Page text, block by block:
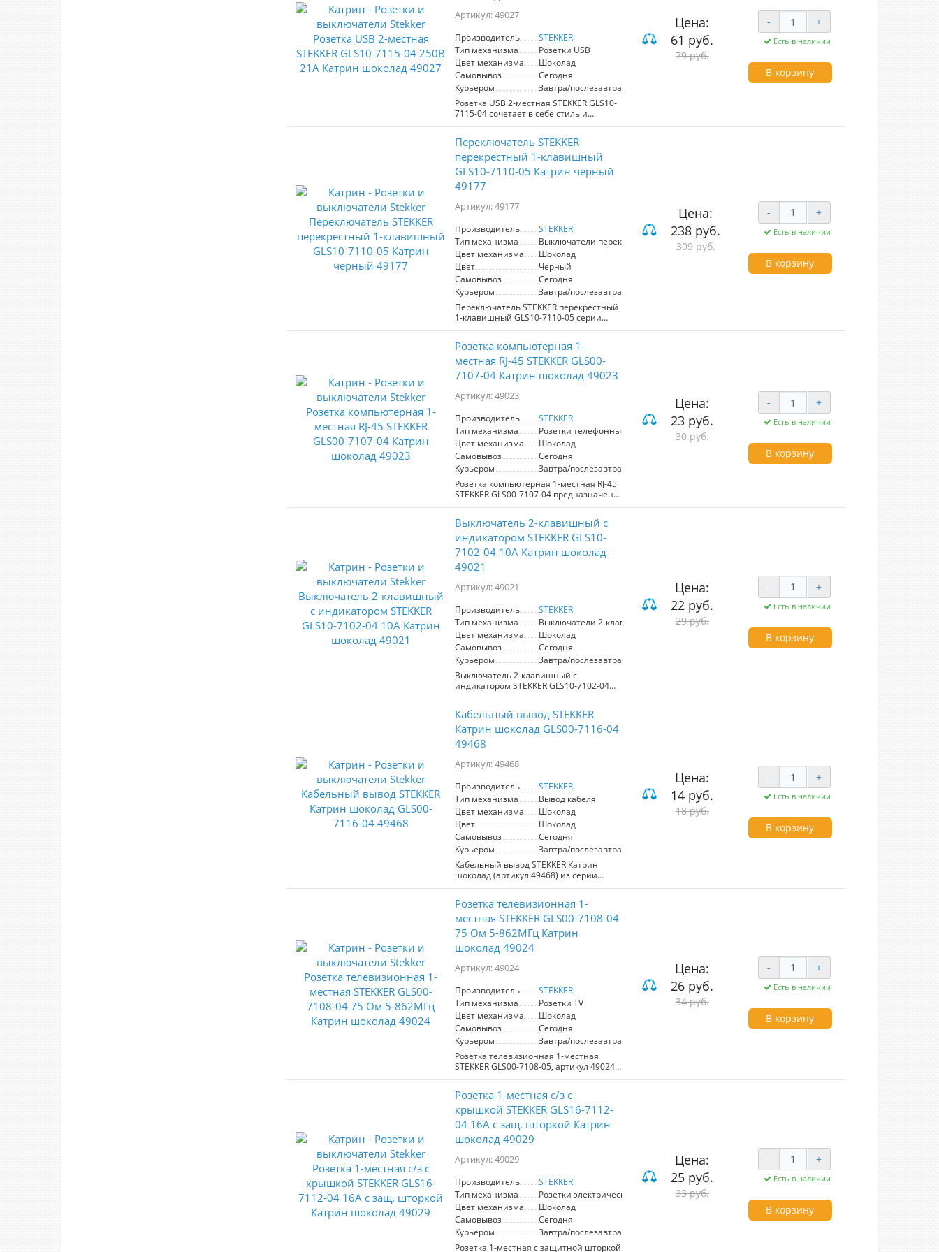
уют и стиль. Изготовленный из
качественных материалов, таких как
переключатель обеспечивает
надежность и долговечность в
использовании. Номинальное
напряжение в 250V и ток в 10А
позволяют комфортно использовать
его в любых условиях. Защита IP20
гарантирует безопасность в
помещениях с низким уровнем
влажности. STEKKER - это бренд,
которому можно доверять, и его
продукция станет отличным
дополнением вашего дома или офиса.
Артикул: 49027
Производитель
STEKKER
Тип механизма
Розетки USB
Цвет механизма
Шоколад
Самовывоз
Сегодня
Курьером
Завтра/послезавтра
Розетка USB 2-местная STEKKER GLS10-
7115-04 сочетает в себе стиль и
функциональность. Модель из серии
шоколадном цвете, что гармонично
впишется в любой интерьер.
Поддерживает напряжение 250B и ток
21А, обеспечивая надежное
подключение устройств. Удобные USB-
дополнительных адаптеров, что делает
современным. Выбор для тех, кто ценит
качество и дизайн.
Цена:
61 руб.
79 руб.
- +
Есть в наличии
В корзину
Переключатель STEKKER
перекрестный 1-клавишный
GLS10-7110-05 Катрин черный
49177
Артикул: 49177
Производитель
STEKKER
Тип механизма
Выключатели перекрестные
Цвет механизма
Шоколад
Цвет
Черный
Самовывоз
Сегодня
Курьером
Завтра/послезавтра
Переключатель STEKKER перекрестный
1-клавишный GLS10-7110-05 серии
Катрин – это идеальное решение для
Изготовленный из прочного
поликарбоната и латунных деталей, он
сочетает в себе стильный черный цвет
с практичным дизайном. Размеры
устройства 55x55x35 мм позволяют ему
удобно вписаться в любую скрытую
250 В и номинальный ток 10 А
гарантируют надежную работу при
различных условиях. Уровень защиты
IP20 делает его подходящим для
использования в помещениях.
Перекрестный механизм обеспечивает
удобное управление от нескольких
точек, что увеличивает
функциональность и комфорт.
Производитель STEKKER известен
высоким качеством своей продукции,
что делает данный переключатель
идеальным выбором для вашего дома
или офиса.
Цена:
238 руб.
309 руб.
- +
Есть в наличии
В корзину
Розетка компьютерная 1-
местная RJ-45 STEKKER GLS00-
7107-04 Катрин шоколад 49023
Артикул: 49023
Производитель
STEKKER
Тип механизма
Розетки телефонные и компьютерные
Цвет механизма
Шоколад
Самовывоз
Сегодня
Курьером
Завтра/послезавтра
Розетка компьютерная 1-местная RJ-45
STEKKER GLS00-7107-04 предназначена
для подключения сетевых устройств.
стильных интерьеров.
Высококачественные материалы
обеспечивают надежную работу и
долговечность. Идеальное решение
для офисов и домашних сетей.
Цена:
23 руб.
30 руб.
- +
Есть в наличии
В корзину
Выключатель 2-клавишный c
индикатором STEKKER GLS10-
7102-04 10А Катрин шоколад
49021
Артикул: 49021
Производитель
STEKKER
Тип механизма
Выключатели 2-клавишные
Цвет механизма
Шоколад
Самовывоз
Сегодня
Курьером
Завтра/послезавтра
Выключатель 2-клавишный с
индикатором STEKKER GLS10-7102-04
сочетает стиль и функциональность в
Катрин, он выполнен в элегантном
шоколадном цвете и подходит для
скрытой установки. Размер 55*55*35
мм позволяет легко интегрировать его
в любой интерьер. Изготовленный из
прочного поликарбоната с элементами
обеспечивает надежность и
долговечность в эксплуатации.
Номинальное напряжение составляет
250 В, а ток — 10 А, что делает
устройство безопасным для широкого
спектра электрических приложений.
Подсветка желтого цвета добавляет
удобства в использовании в темное
время суток, а степень защиты IP20
мм. Выбор STEKKER GLS10-7102-04 —
это идеальное решение для тех, кто
ценит качество и утонченность в
деталях.
Цена:
22 руб.
29 руб.
- +
Есть в наличии
В корзину
Кабельный вывод STEKKER
Катрин шоколад GLS00-7116-04
49468
Артикул: 49468
Производитель
STEKKER
Тип механизма
Вывод кабеля
Цвет механизма
Шоколад
Цвет
Шоколад
Самовывоз
Сегодня
Курьером
Завтра/послезавтра
Кабельный вывод STEKKER Катрин
шоколад (артикул 49468) из серии
Эмили сочетает элегантный дизайн и
розетки на 1 гнездо выполнен в
стильном шоколадном цвете, что
делает его идеальным для
современных интерьеров. Корпус из
надежного поликарбоната не
температуры свыше 850°C,
использовании. Токоведущая часть из
оловяннофосфорной бронзы и
прочный гальванизированный суппорт
гарантируют долговечность и
надежную работу изделия. Внутренний
блок из полиамида 6.6, а также рабочий
температурный диапазон от 0 до +35°C
позволяют использовать вывод в
различных условиях. Компактные
IP20 делают его удобным для монтажа
и эксплуатации. Общая надежность и
эстетичность делают данный
кабельный вывод незаменимым
элементом в вашем интерьере.
Цена:
14 руб.
18 руб.
- +
Есть в наличии
В корзину
Розетка телевизионная 1-
местная STEKKER GLS00-7108-04
75 Ом 5-862МГц Катрин
шоколад 49024
Артикул: 49024
Производитель
STEKKER
Тип механизма
Розетки TV
Цвет механизма
Шоколад
Самовывоз
Сегодня
Курьером
Завтра/послезавтра
Розетка телевизионная 1-местная
STEKKER GLS00-7108-05, артикул 49024,
предназначена для подключения
техники. Обеспечивает
высококачественный сигнал с
импедансом 75 Ом и частотным
диапазоном 5-862 МГц. Элегантный
шоколадный цвет из серии Катрин
интерьер, а надежная конструкция
безопасность эксплуатации. Идеальное
решение для создания комфортной
медиа-зоны.
Цена:
26 руб.
34 руб.
- +
Есть в наличии
В корзину
Розетка 1-местная с/з с
крышкой STEKKER GLS16-7112-
04 16А с защ. шторкой Катрин
шоколад 49029
Артикул: 49029
Производитель
STEKKER
Тип механизма
Розетки электрические
Цвет механизма
Шоколад
Самовывоз
Сегодня
Курьером
Завтра/послезавтра
Розетка 1-местная с защитной шторкой
Цена:
25 руб.
33 руб.
- +
Есть в наличии
В корзину